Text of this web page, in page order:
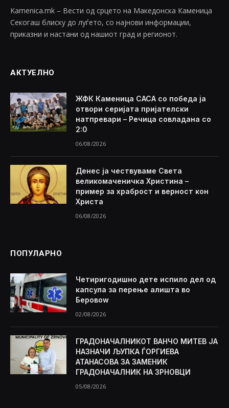
Kamenica.mk – Вести од срцето на Македонска Каменица
Секогаш блиску до луѓето, со најнови информации,
приказни и настани од нашиот град и регионот.
АКТУЕЛНО
ЖФК Каменица САСА со победа ја
отвори серијата пријателски
натпревари – Речица совладана со
2:0
06/08/2026
Денес ја чествуваме Света
великомаченичка Христина –
пример за храброст и верност кон
Христа
06/08/2026
ПОПУЛАРНО
Четиригодишно дете испило дел од
капсула за перење алишта во
Беровоw
02/08/2026
ГРАДОНАЧАЛНИКОТ ВАНЧО МИТЕВ ЈА
НАЗНАЧИ ЉУПКА ЃОРГИЕВА
АТАНАСОВА ЗА ЗАМЕНИК
ГРАДОНАЧАЛНИК НА ЗРНОВЦИ
05/08/2026